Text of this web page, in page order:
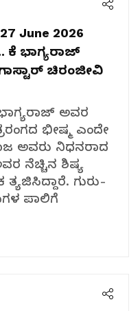
June 2026
ಕೆ ಭಾಗ್ಯರಾಜ್
ಚಿರಂಜೀವಿ
ಅವರ
ಭೀಷ್ಮ ಎಂದೇ
ಅವರು ನಿಧನರಾದ
ನೆಚ್ಚಿನ ಶಿಷ್ಯ
ಗುರು-
ಪಾಲಿಗೆ